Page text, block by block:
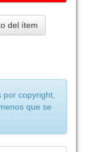
del ítem
copyright,
que se